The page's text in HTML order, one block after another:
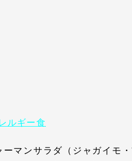
ルギー食
ーマンサラダ（ジャガイモ